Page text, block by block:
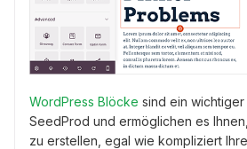
WordPress Blöcke sind ein
SeedProd und ermöglichen es
zu erstellen, egal wie kompliziert